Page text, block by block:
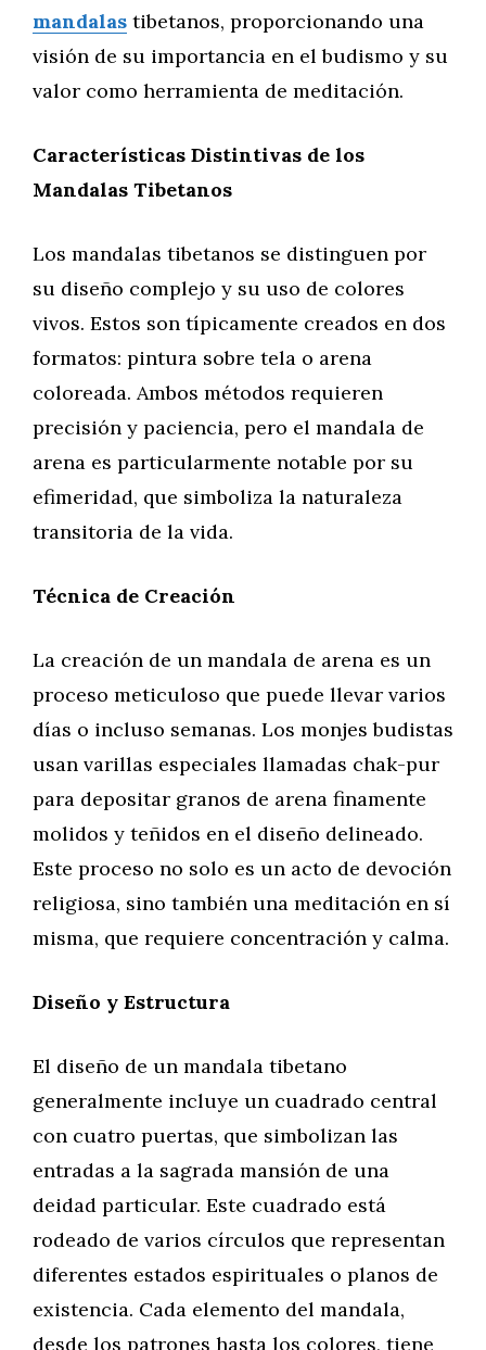
mandalas tibetanos, proporcionando una
visión de su importancia en el budismo y su
valor como herramienta de meditación.
Características Distintivas de los
Mandalas Tibetanos
Los mandalas tibetanos se distinguen por
su diseño complejo y su uso de colores
vivos. Estos son típicamente creados en dos
formatos: pintura sobre tela o arena
coloreada. Ambos métodos requieren
precisión y paciencia, pero el mandala de
arena es particularmente notable por su
efimeridad, que simboliza la naturaleza
transitoria de la vida.
Técnica de Creación
La creación de un mandala de arena es un
proceso meticuloso que puede llevar varios
días o incluso semanas. Los monjes budistas
usan varillas especiales llamadas chak-pur
para depositar granos de arena finamente
molidos y teñidos en el diseño delineado.
Este proceso no solo es un acto de devoción
religiosa, sino también una meditación en sí
misma, que requiere concentración y calma.
Diseño y Estructura
El diseño de un mandala tibetano
generalmente incluye un cuadrado central
con cuatro puertas, que simbolizan las
entradas a la sagrada mansión de una
deidad particular. Este cuadrado está
rodeado de varios círculos que representan
diferentes estados espirituales o planos de
existencia. Cada elemento del mandala,
desde los patrones hasta los colores, tiene